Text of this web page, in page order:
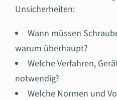
Unsicherheiten:
Wann müssen
warum überhaupt?
Welche Verfahren,
notwendig?
Welche Normen und